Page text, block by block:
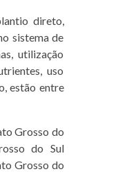
direto,
sistema de
utilização
uso
estão entre
Grosso do
do Sul
Grosso do